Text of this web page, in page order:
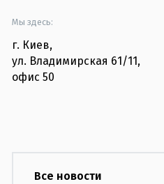
Мы здесь:
г. Киев,
ул. Владимирская 61/11,
офис 50
Все новости